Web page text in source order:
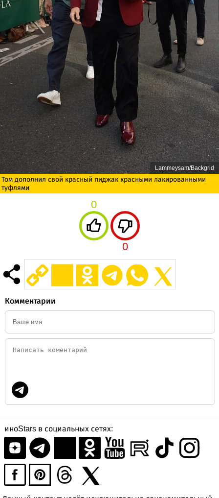
Lammeysam/Backgrid
Том дополнил свой красный пиджак красными лакированными
туфлями
0
0
Комментарии
иноStars в социальных сетях: